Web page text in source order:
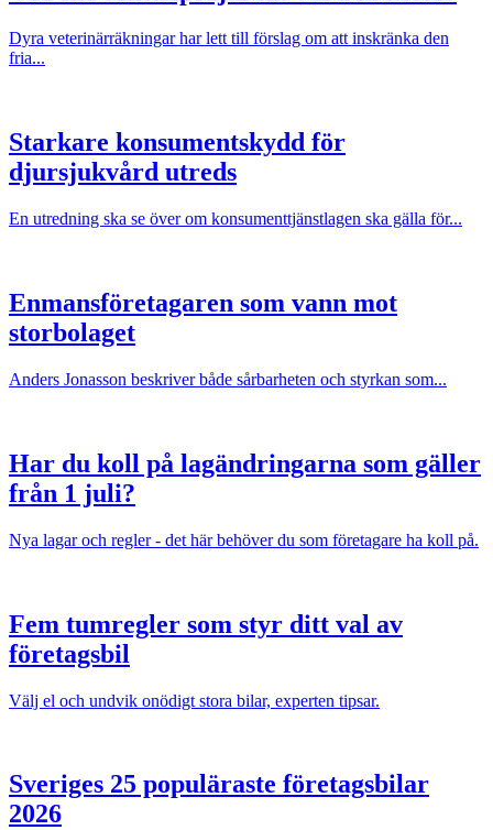
Dyra veterinärräkningar har lett till förslag om att inskränka den
fria...
Starkare konsumentskydd för
djursjukvård utreds
En utredning ska se över om konsumenttjänstlagen ska gälla för...
Enmansföretagaren som vann mot
storbolaget
Anders Jonasson beskriver både sårbarheten och styrkan som...
Har du koll på lagändringarna som gäller
från 1 juli?
Nya lagar och regler - det här behöver du som företagare ha koll på.
Fem tumregler som styr ditt val av
företagsbil
Välj el och undvik onödigt stora bilar, experten tipsar.
Sveriges 25 populäraste företagsbilar
2026